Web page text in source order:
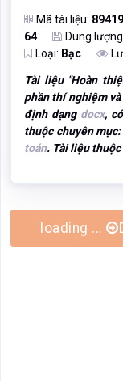
Mã tài liệu: 89419
64
Dung
Loại: Bạc
Tài liệu "Hoàn
phần thí nghiệm
định dạng docx, có
thuộc chuyên mục:
toán. Tài liệu
loading ...